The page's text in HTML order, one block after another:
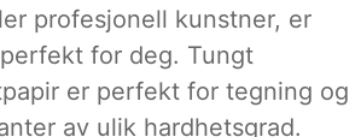
profesjonell kunstner, er
for deg. Tungt
er perfekt for tegning og
av ulik hardhetsgrad.